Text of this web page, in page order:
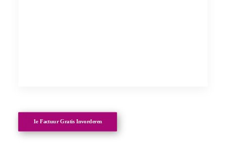
1e Factuur Gratis Invorderen